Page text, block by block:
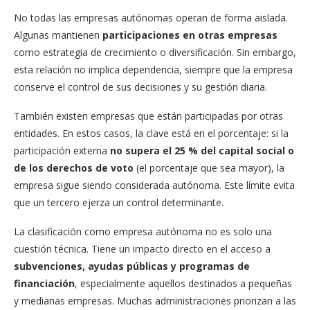
No todas las empresas autónomas operan de forma aislada.
Algunas mantienen participaciones en otras empresas
como estrategia de crecimiento o diversificación. Sin embargo,
esta relación no implica dependencia, siempre que la empresa
conserve el control de sus decisiones y su gestión diaria.
También existen empresas que están participadas por otras
entidades. En estos casos, la clave está en el porcentaje: si la
participación externa no supera el 25 % del capital social o
de los derechos de voto (el porcentaje que sea mayor), la
empresa sigue siendo considerada autónoma. Este límite evita
que un tercero ejerza un control determinante.
La clasificación como empresa autónoma no es solo una
cuestión técnica. Tiene un impacto directo en el acceso a
subvenciones, ayudas públicas y programas de
financiación, especialmente aquellos destinados a pequeñas
y medianas empresas. Muchas administraciones priorizan a las